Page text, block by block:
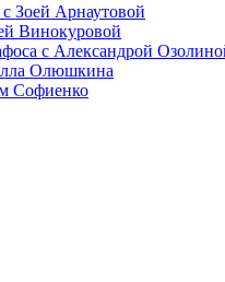
Зоей Арнаутовой
Винокуровой
с Александрой
Олюшкина
Софиенко